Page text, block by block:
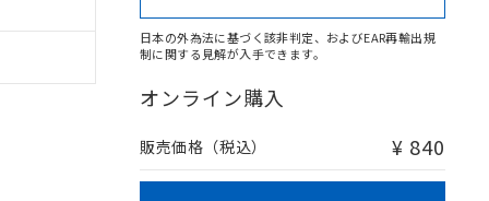
日本の外為法に基づく該非判定、およびEAR再輸出規
制に関する見解が入手できます。
オンライン購入
販売価格（税込） ¥ 840